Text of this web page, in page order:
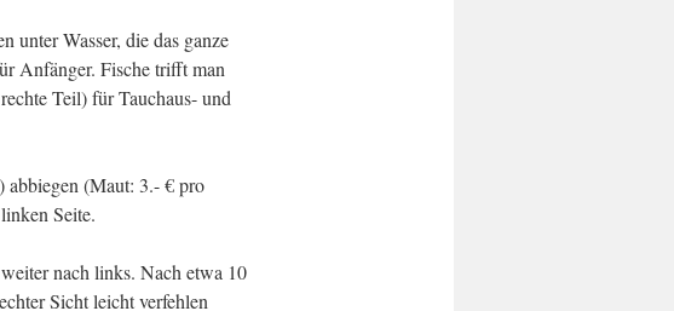
unter Wasser, die das ganze
Anfänger. Fische trifft man
Teil) für Tauchaus- und
abbiegen (Maut: 3.- € pro
Seite.
nach links. Nach etwa 10
Sicht leicht verfehlen